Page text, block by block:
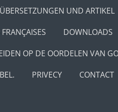
UND ARTIKEL
DOWNLOADS
OP DE OORDELEN VAN
PRIVECY CONTACT